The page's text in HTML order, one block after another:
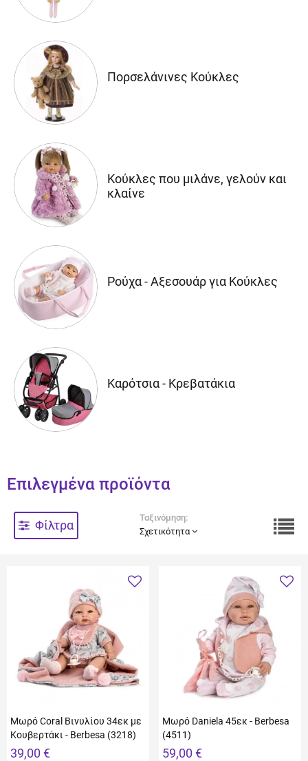
Πορσελάνινες Κούκλες
Κούκλες που μιλάνε, γελούν και
κλαίνε
Ρούχα - Αξεσουάρ για Κούκλες
Καρότσια - Κρεβατάκια
Επιλεγμένα προϊόντα
Φίλτρα
Ταξινόμηση:
Σχετικότητα
Μωρό Coral Βινυλίου 34εκ με
Κουβερτάκι - Berbesa (3218)
39,00 €
Μωρό Daniela 45εκ - Berbesa
(4511)
59,00 €